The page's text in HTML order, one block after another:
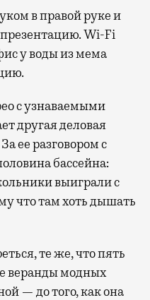
в правой руке и
Wi-Fi
у воды из мема
с узнаваемыми
другая деловая
ее разговором с
бассейна:
выиграли с
что там хоть дышать
те же, что пять
веранды модных
— до того, как она